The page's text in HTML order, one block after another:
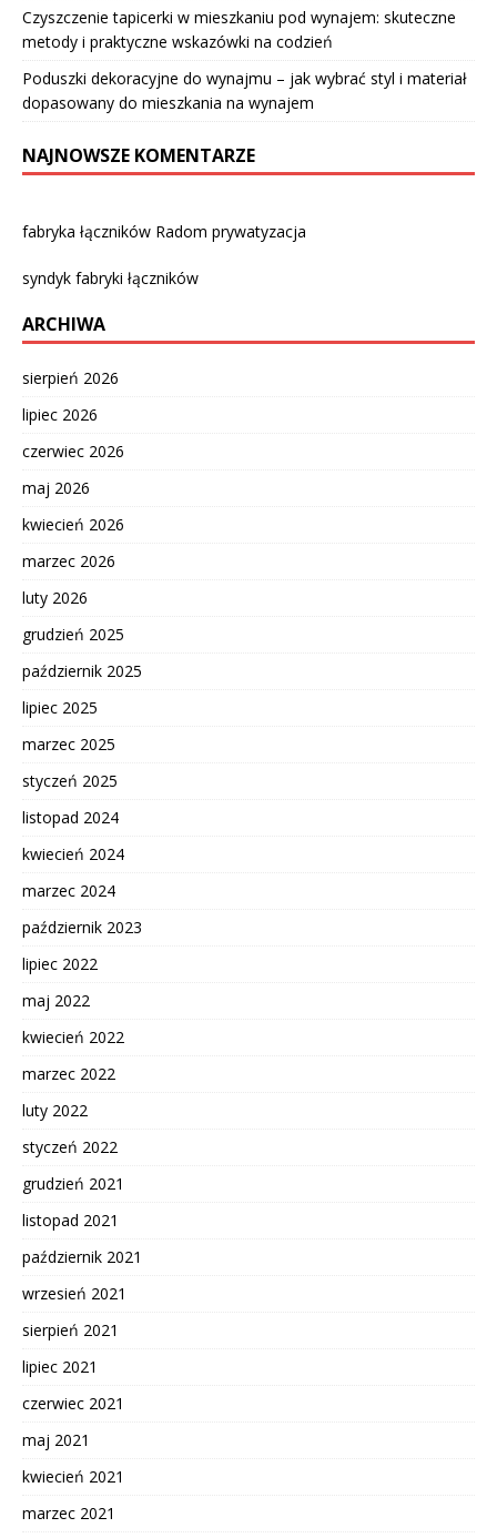
Czyszczenie tapicerki w mieszkaniu pod wynajem: skuteczne
metody i praktyczne wskazówki na codzień
Poduszki dekoracyjne do wynajmu – jak wybrać styl i materiał
dopasowany do mieszkania na wynajem
NAJNOWSZE KOMENTARZE
fabryka łączników Radom prywatyzacja
syndyk fabryki łączników
ARCHIWA
sierpień 2026
lipiec 2026
czerwiec 2026
maj 2026
kwiecień 2026
marzec 2026
luty 2026
grudzień 2025
październik 2025
lipiec 2025
marzec 2025
styczeń 2025
listopad 2024
kwiecień 2024
marzec 2024
październik 2023
lipiec 2022
maj 2022
kwiecień 2022
marzec 2022
luty 2022
styczeń 2022
grudzień 2021
listopad 2021
październik 2021
wrzesień 2021
sierpień 2021
lipiec 2021
czerwiec 2021
maj 2021
kwiecień 2021
marzec 2021